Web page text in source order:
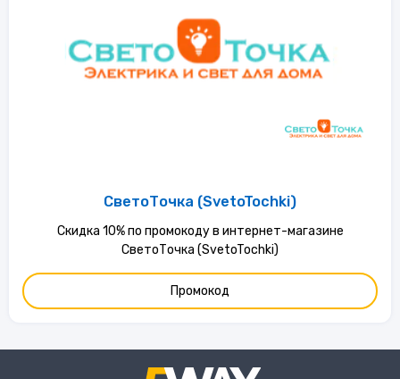
СветоТочка (SvetoTochki)
Скидка 10% по промокоду в интернет-магазине
СветоТочка (SvetoTochki)
Промокод